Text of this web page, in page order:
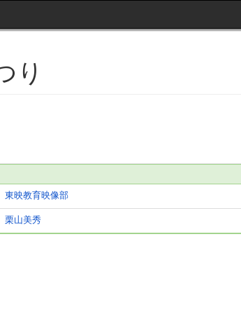
り
東映教育映像部
栗山美秀